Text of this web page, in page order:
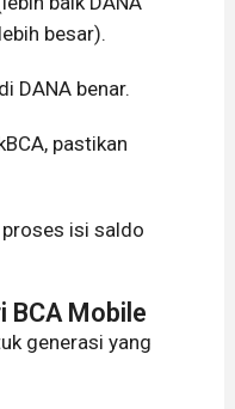
besar).
DANA benar.
pastikan
isi saldo
BCA Mobile
generasi yang